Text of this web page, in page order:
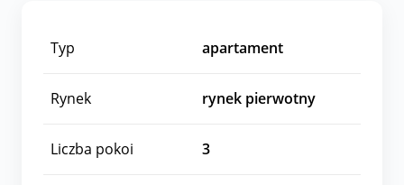
Typ apartament
Rynek rynek pierwotny
Liczba pokoi 3